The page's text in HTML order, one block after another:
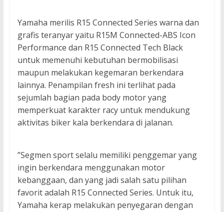
Yamaha merilis R15 Connected Series warna dan
grafis teranyar yaitu R15M Connected-ABS Icon
Performance dan R15 Connected Tech Black
untuk memenuhi kebutuhan bermobilisasi
maupun melakukan kegemaran berkendara
lainnya. Penampilan fresh ini terlihat pada
sejumlah bagian pada body motor yang
memperkuat karakter racy untuk mendukung
aktivitas biker kala berkendara di jalanan.
”Segmen sport selalu memiliki penggemar yang
ingin berkendara menggunakan motor
kebanggaan, dan yang jadi salah satu pilihan
favorit adalah R15 Connected Series. Untuk itu,
Yamaha kerap melakukan penyegaran dengan